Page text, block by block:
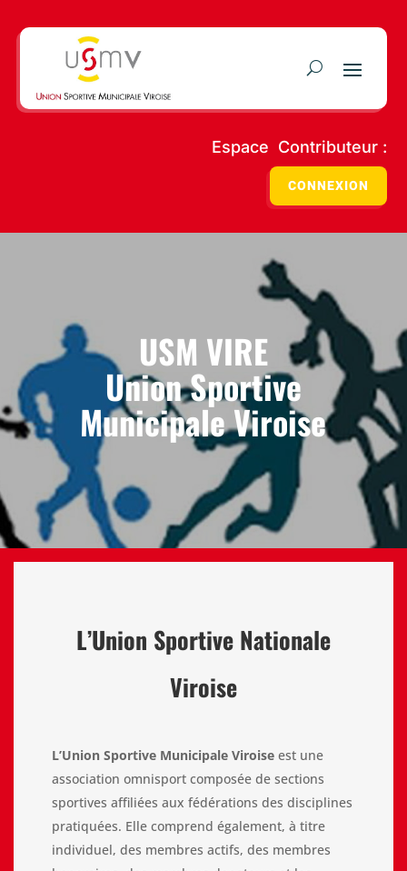
Espace Contributeur :
CONNEXION
USM VIRE
Union Sportive
Municipale Viroise
L’Union Sportive Nationale
Viroise
L’Union Sportive Municipale Viroiseest une
association omnisport composée de sections
sportives affiliées aux fédérations des disciplines
pratiquées. Elle comprend également, à titre
individuel, des membres actifs, des membres